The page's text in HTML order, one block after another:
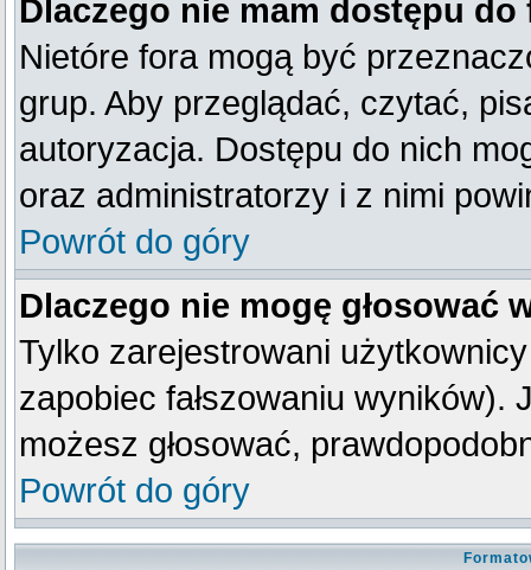
Dlaczego nie mam dostępu do
Nietóre fora mogą być
grup. Aby przeglądać, czytać,
autoryzacja. Dostępu do nich
oraz administratorzy i z nimi
Powrót do góry
Dlaczego nie mogę głosować
Tylko zarejestrowani
zapobiec fałszowaniu wyników).
możesz głosować,
Powrót do góry